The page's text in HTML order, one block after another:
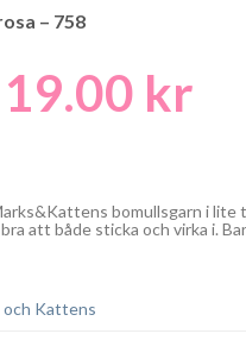
– 758
Det
19.00 kr
är:
bomullsgarn i lite
att både sticka och virka i.
och Kattens